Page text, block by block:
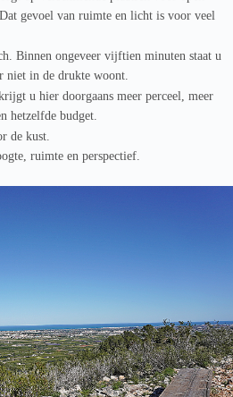
gevoel van ruimte en licht is voor veel
Binnen ongeveer vijftien minuten staat u
niet in de drukte woont.
u hier doorgaans meer perceel, meer
hetzelfde budget.
de kust.
ruimte en perspectief.